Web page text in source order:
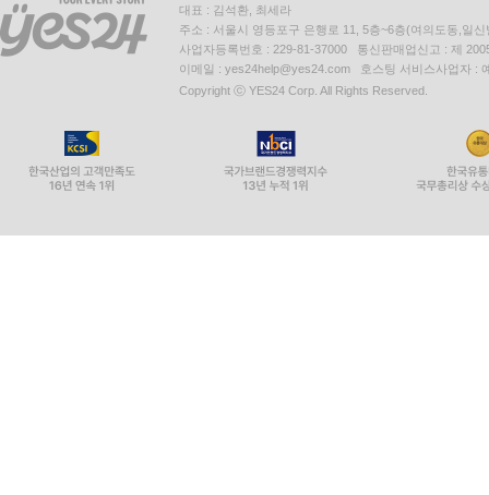
대표 : 김석환, 최세라
주소 : 서울시 영등포구 은행로 11, 5층~6층(여의도동,일신
사업자등록번호 : 229-81-37000 통신판매업신고 : 제
이메일 : yes24help@yes24.com 호스팅 서비스사업자 :
Copyright ⓒ YES24 Corp. All Rights Reserved.